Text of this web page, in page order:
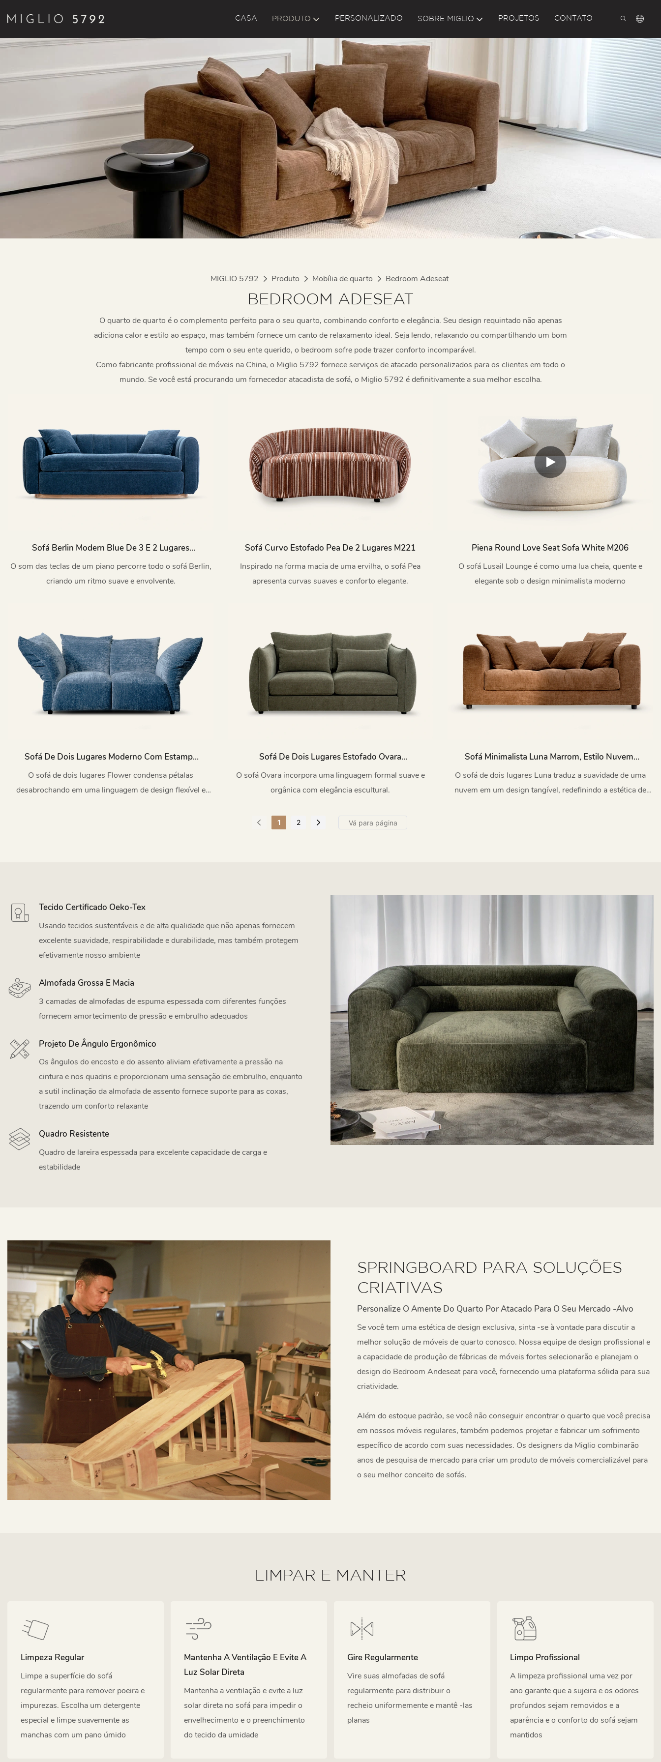
CASA PRODUTO PERSONALIZADO SOBRE MIGLIO PROJETOS CONTATO
MIGLIO 5792 Produto Mobília de quarto Bedroom Adeseat
BEDROOM ADESEAT
O quarto de quarto é o complemento perfeito para o seu quarto, combinando conforto e elegância. Seu design requintado não apenas
adiciona calor e estilo ao espaço, mas também fornece um canto de relaxamento ideal. Seja lendo, relaxando ou compartilhando um bom
tempo com o seu ente querido, o bedroom sofre pode trazer conforto incomparável.
Como fabricante profissional de móveis na China, o Miglio 5792 fornece serviços de atacado personalizados para os clientes em todo o
mundo. Se você está procurando um fornecedor atacadista de sofá, o Miglio 5792 é definitivamente a sua melhor escolha.
Sofá Berlin Modern Blue De 3 E 2 Lugares
M232
O som das teclas de um piano percorre todo o sofá Berlin,
criando um ritmo suave e envolvente.
Sofá Curvo Estofado Pea De 2 Lugares M221
Inspirado na forma macia de uma ervilha, o sofá Pea
apresenta curvas suaves e conforto elegante.
Piena Round Love Seat Sofa White M206
O sofá Lusail Lounge é como uma lua cheia, quente e
elegante sob o design minimalista moderno
Sofá De Dois Lugares Moderno Com Estampa
Floral, Ajustável, Para Quarto, Modelo M137-C
O sofá de dois lugares Flower condensa pétalas
desabrochando em uma linguagem de design flexível e
Sofá De Dois Lugares Estofado Ovara
Minimalist De 1,8 M (M033)
O sofá Ovara incorpora uma linguagem formal suave e
orgânica com elegância escultural.
Sofá Minimalista Luna Marrom, Estilo Nuvem,
Para Ambientes Internos, M074-E
O sofá de dois lugares Luna traduz a suavidade de uma
nuvem em um design tangível, redefinindo a estética de
1 2
Tecido Certificado Oeko-Tex
Usando tecidos sustentáveis ​​e de alta qualidade que não apenas fornecem
excelente suavidade, respirabilidade e durabilidade, mas também protegem
efetivamente nosso ambiente
Almofada Grossa E Macia
3 camadas de almofadas de espuma espessada com diferentes funções
fornecem amortecimento de pressão e embrulho adequados
Projeto De Ângulo Ergonômico
Os ângulos do encosto e do assento aliviam efetivamente a pressão na
cintura e nos quadris e proporcionam uma sensação de embrulho, enquanto
a sutil inclinação da almofada de assento fornece suporte para as coxas,
trazendo um conforto relaxante
Quadro Resistente
Quadro de lareira espessada para excelente capacidade de carga e
estabilidade
SPRINGBOARD PARA SOLUÇÕES
CRIATIVAS
Personalize O Amente Do Quarto Por Atacado Para O Seu Mercado -alvo
Se você tem uma estética de design exclusiva, sinta -se à vontade para discutir a
melhor solução de móveis de quarto conosco. Nossa equipe de design profissional e
a capacidade de produção de fábricas de móveis fortes selecionarão e planejam o
design do Bedroom Andeseat para você, fornecendo uma plataforma sólida para sua
criatividade.
Além do estoque padrão, se você não conseguir encontrar o quarto que você precisa
em nossos móveis regulares, também podemos projetar e fabricar um sofrimento
específico de acordo com suas necessidades. Os designers da Miglio combinarão
anos de pesquisa de mercado para criar um produto de móveis comercializável para
o seu melhor conceito de sofás.
LIMPAR E MANTER
Limpeza Regular
Limpe a superfície do sofá
regularmente para remover poeira e
impurezas. Escolha um detergente
especial e limpe suavemente as
manchas com um pano úmido
Mantenha A Ventilação E Evite A
Luz Solar Direta
Mantenha a ventilação e evite a luz
solar direta no sofá para impedir o
envelhecimento e o preenchimento
do tecido da umidade
Gire Regularmente
Vire suas almofadas de sofá
regularmente para distribuir o
recheio uniformemente e mantê -las
planas
Limpo Profissional
A limpeza profissional uma vez por
ano garante que a sujeira e os odores
profundos sejam removidos e a
aparência e o conforto do sofá sejam
mantidos